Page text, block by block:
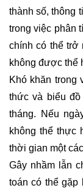
thành số, thông
trong việc phân
chính có thể trở
không được thể
Khó khăn trong
thức và biểu
tháng. Nếu
không thể thực
thời gian một
Gây nhầm lẫn
toán có thể gặp